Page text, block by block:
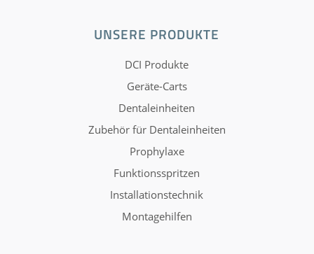
UNSERE PRODUKTE
DCI Produkte
Geräte-Carts
Dentaleinheiten
Zubehör für Dentaleinheiten
Prophylaxe
Funktionsspritzen
Installationstechnik
Montagehilfen